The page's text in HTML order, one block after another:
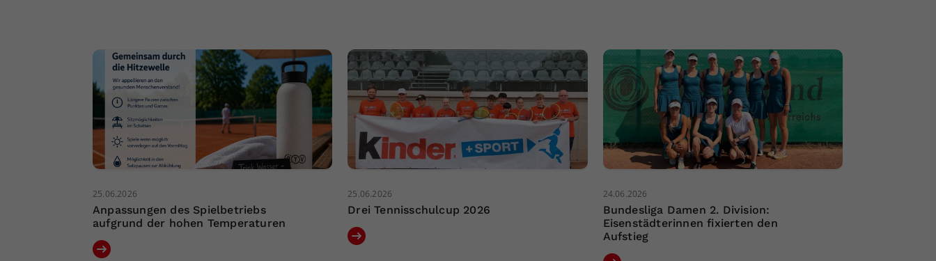
25.06.2026
Anpassungen des Spielbetriebs
aufgrund der hohen Temperaturen
25.06.2026
Drei Tennisschulcup 2026
24.06.2026
Bundesliga Damen 2. Division:
Eisenstädterinnen fixierten den
Aufstieg